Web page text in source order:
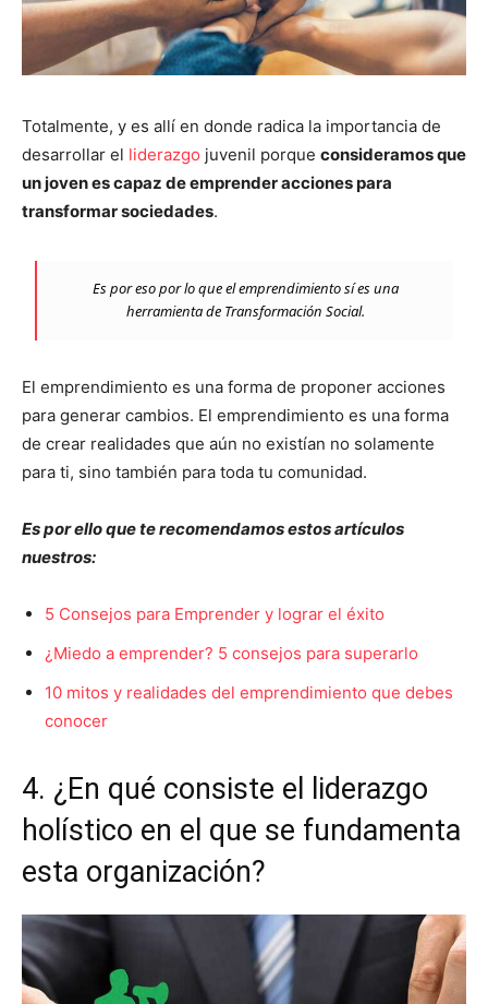
Totalmente, y es allí en donde radica la importancia de
desarrollar el liderazgo juvenil porque consideramos que
un joven es capaz de emprender acciones para
transformar sociedades.
Es por eso por lo que el emprendimiento sí es una
herramienta de Transformación Social.
El emprendimiento es una forma de proponer acciones
para generar cambios. El emprendimiento es una forma
de crear realidades que aún no existían no solamente
para ti, sino también para toda tu comunidad.
Es por ello que te recomendamos estos artículos
nuestros:
5 Consejos para Emprender y lograr el éxito
¿Miedo a emprender? 5 consejos para superarlo
10 mitos y realidades del emprendimiento que debes
conocer
4. ¿En qué consiste el liderazgo
holístico en el que se fundamenta
esta organización?